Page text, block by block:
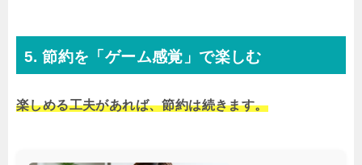
5. 節約を「ゲーム感覚」で楽しむ
楽しめる工夫があれば、節約は続きます。